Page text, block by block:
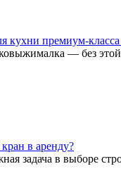
кухни премиум-
— без этой
в аренду?
задача в выборе